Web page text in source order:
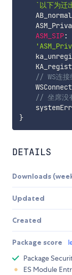
`以下为迁
    AB_normal
ASM_SIP:
// WS连接
// 坐席没
}
DETAILS
Downloads
Updated
Created
Package score
Package
ES Module